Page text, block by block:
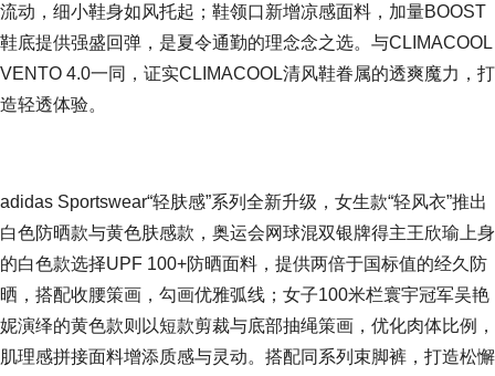
流动，细小鞋身如风托起；鞋领口新增凉感面料，加量BOOST
鞋底提供强盛回弹，是夏令通勤的理念念之选。与CLIMACOOL
VENTO 4.0一同，证实CLIMACOOL清风鞋眷属的透爽魔力，打
造轻透体验。
adidas Sportswear“轻肤感”系列全新升级，女生款“轻风衣”推出
白色防晒款与黄色肤感款，奥运会网球混双银牌得主王欣瑜上身
的白色款选择UPF 100+防晒面料，提供两倍于国标值的经久防
晒，搭配收腰策画，勾画优雅弧线；女子100米栏寰宇冠军吴艳
妮演绎的黄色款则以短款剪裁与底部抽绳策画，优化肉体比例，
肌理感拼接面料增添质感与灵动。搭配同系列束脚裤，打造松懈